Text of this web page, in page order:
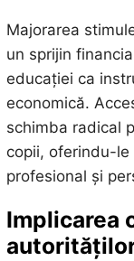
Majorarea
un sprijin
educației ca
economică.
schimba radical
copii, oferindu-le
profesional și
Implicarea